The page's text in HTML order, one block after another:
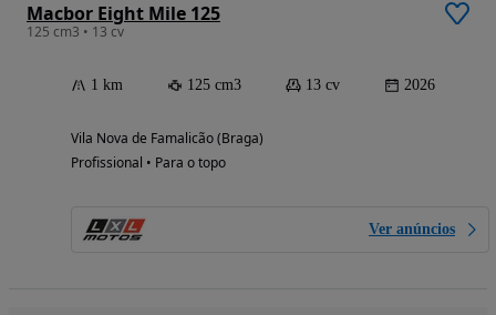
Macbor Eight Mile 125
125 cm3 • 13 cv
1 km 125 cm3 13 cv 2026
Vila Nova de Famalicão (Braga)
Profissional • Para o topo
Ver anúncios